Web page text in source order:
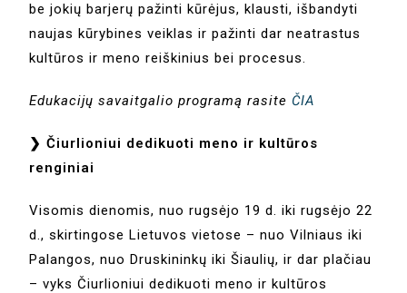
be jokių barjerų pažinti kūrėjus, klausti, išbandyti
naujas kūrybines veiklas ir pažinti dar neatrastus
kultūros ir meno reiškinius bei procesus.
Edukacijų savaitgalio programą rasite ČIA
❯ Čiurlioniui dedikuoti meno ir kultūros
renginiai
Visomis dienomis, nuo rugsėjo 19 d. iki rugsėjo 22
d., skirtingose Lietuvos vietose – nuo Vilniaus iki
Palangos, nuo Druskininkų iki Šiaulių, ir dar plačiau
– vyks Čiurlioniui dedikuoti meno ir kultūros